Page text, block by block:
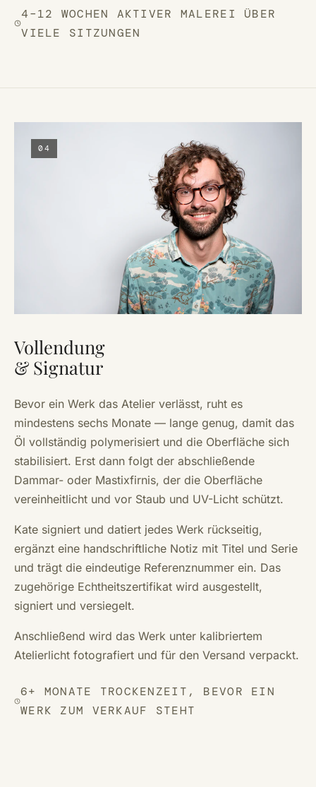
4–12 WOCHEN AKTIVER MALEREI ÜBER
VIELE SITZUNGEN
Vollendung
& Signatur
Bevor ein Werk das Atelier verlässt, ruht es
mindestens sechs Monate — lange genug, damit das
Öl vollständig polymerisiert und die Oberfläche sich
stabilisiert. Erst dann folgt der abschließende
Dammar- oder Mastixfirnis, der die Oberfläche
vereinheitlicht und vor Staub und UV-Licht schützt.
Kate signiert und datiert jedes Werk rückseitig,
ergänzt eine handschriftliche Notiz mit Titel und Serie
und trägt die eindeutige Referenznummer ein. Das
zugehörige Echtheitszertifikat wird ausgestellt,
signiert und versiegelt.
Anschließend wird das Werk unter kalibriertem
Atelierlicht fotografiert und für den Versand verpackt.
6+ MONATE TROCKENZEIT, BEVOR EIN
WERK ZUM VERKAUF STEHT
04